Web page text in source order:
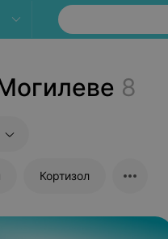
8
Кортизол